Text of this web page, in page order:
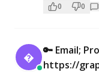
0 0

🔑 Email;
https://